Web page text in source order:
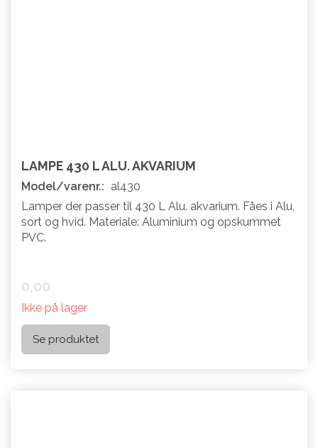
LAMPE 430 L ALU. AKVARIUM
Model/varenr.: al430
Lamper der passer til 430 L Alu. akvarium. Fåes i Alu,
sort og hvid. Materiale: Aluminium og opskummet
PVC.
0,00
Ikke på lager
Se produktet